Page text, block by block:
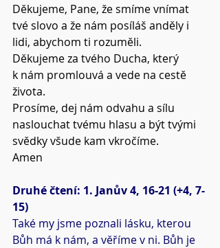
Děkujeme, Pane, že smíme vnímat
tvé slovo a že nám posíláš anděly i
lidi, abychom ti rozuměli.
Děkujeme za tvého Ducha, který
k nám promlouvá a vede na cestě
života.
Prosíme, dej nám odvahu a sílu
naslouchat tvému hlasu a být tvými
svědky všude kam vkročíme.
Amen
Druhé čtení: 1. Janův 4, 16-21 (+4, 7-
15)
Také my jsme poznali lásku, kterou
Bůh má k nám, a věříme v ni. Bůh je